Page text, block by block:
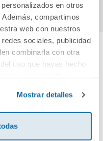
en otros
compartimos
web con nuestros
sociales, publicidad
combinarla con otra
uso que hayas hecho
Mostrar detalles
opinión
este producto!
sesión para poder valorarlo